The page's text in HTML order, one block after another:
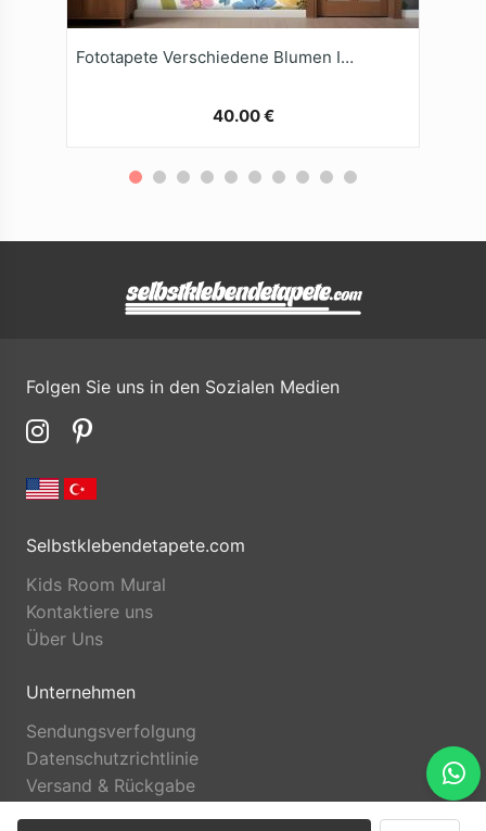
Fototapete Verschiedene Blumen In Rosa Blau Gelb Und Grüntönen
40.00 €
Folgen Sie uns in den Sozialen Medien
Selbstklebendetapete.com
Kids Room Mural
Kontaktiere uns
Über Uns
Unternehmen
Sendungsverfolgung
Datenschutzrichtlinie
Versand & Rückgabe